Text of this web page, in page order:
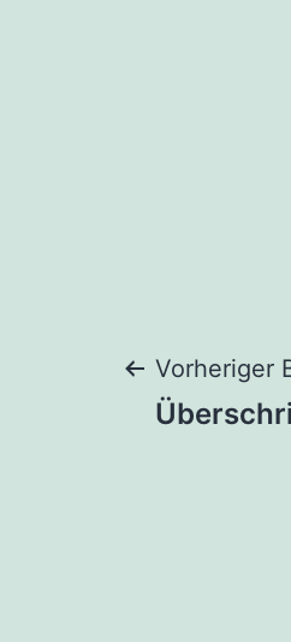
Vorheriger